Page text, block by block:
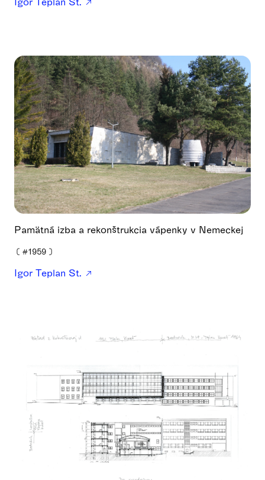
Pamätná izba a rekonštrukcia vápenky v Nemeckej
❪ #1959 ❫
Igor Teplan St.